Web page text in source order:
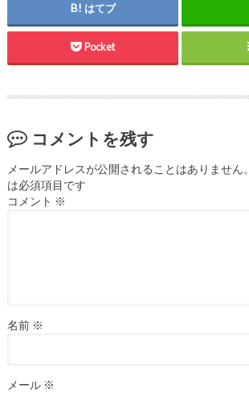
はてブ
Pocket
コメントを残す
メールアドレスが公開されることはありません。
は必須項目です
コメント ※
名前 ※
メール ※